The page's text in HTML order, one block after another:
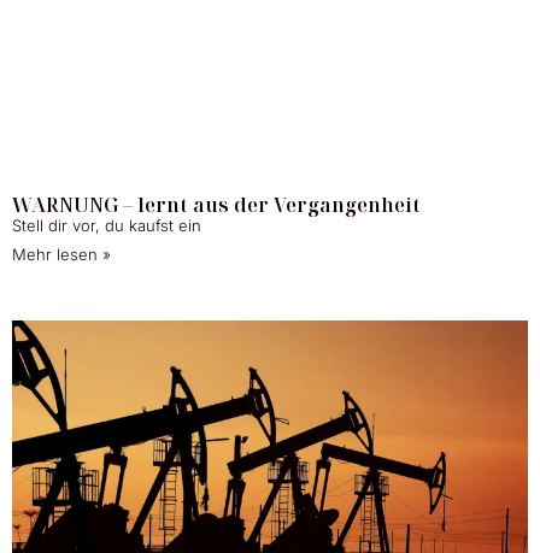
WARNUNG – lernt aus der Vergangenheit
Stell dir vor, du kaufst ein
Mehr lesen »